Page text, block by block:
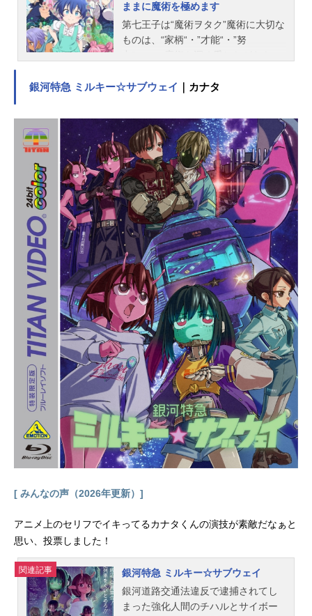
ままに魔術を極めます
第七王子は“魔術ヲタク”魔術に大切な
ものは、“家柄“・”才能“・”努
遂げた“凡人“の魔術師。死の間際に
た」と念じた男が転生したのは、強
い魔術の血統を持つサルーム王国の
第七王子・ロイドだった。過去の記
憶はそのままに、完璧な血筋と才能
を備えながら生まれ変わった彼は、
前世では成しえなかった想いを胸
に、桁外れの魔力で“気ままに魔術を
極める“無双ライフをエンジョイす
る！ライトノベルを原作とし、マン
ガアプリ「マガジンポケット」（講
談社）で連載を開始したコミカライ
ズはアプリ内セールスランキング１
位を記録し、シリーズ累計発行部数
は250万部を突破！いま最も注目され
る“転生異世界ファンタジー“が満を持
してアニメ化！舞台となるのは獣や
魔人が巣食う異世界。本作では魔術
に通じる者たちが恐れを成すほどの
絶大な魔力を持つロイドが、自身の
興味の赴くままに魔術を学び、極め
ようと成長する姿が描かれていく。
ちょっぴりお気楽だけど、強大な力
で圧倒していく魔術バトルの爽快感
と迫力が詰まった、“第七王子“による
「俺は、魔術を楽しみたい、それだ
銀河特急 ミルキー☆サブウェイ ｜カナタ
[ みんなの声（2026年更新）]
アニメ上のセリフでイキってるカナタくんの演技が素敵だなぁと
思い、投票しました！
関連記事
銀河特急 ミルキー☆サブウェイ
銀河道路交通法違反で逮捕されてし
まった強化人間のチハルとサイボー